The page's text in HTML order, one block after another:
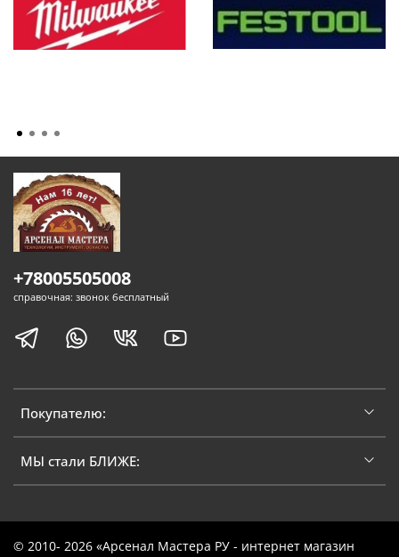
Покупателю:
МЫ стали БЛИЖЕ:
+78005505008
справочная: звонок бесплатный
© 2010- 2026 «Арсенал Мастера РУ - интернет магазин